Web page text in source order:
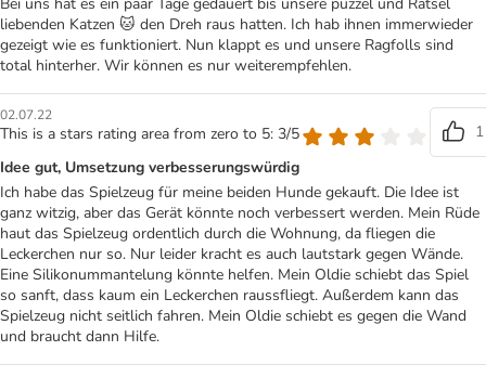
liebenden Katzen 🐱 den Dreh raus hatten. Ich hab ihnen immerwieder
gezeigt wie es funktioniert. Nun klappt es und unsere Ragfolls sind
total hinterher. Wir können es nur weiterempfehlen.
02.07.22
This is a stars rating area from zero to 5: 3/5
1
Idee gut, Umsetzung verbesserungswürdig
Ich habe das Spielzeug für meine beiden Hunde gekauft. Die Idee ist
ganz witzig, aber das Gerät könnte noch verbessert werden. Mein Rüde
haut das Spielzeug ordentlich durch die Wohnung, da fliegen die
Leckerchen nur so. Nur leider kracht es auch lautstark gegen Wände.
Eine Silikonummantelung könnte helfen. Mein Oldie schiebt das Spiel
so sanft, dass kaum ein Leckerchen raussfliegt. Außerdem kann das
Spielzeug nicht seitlich fahren. Mein Oldie schiebt es gegen die Wand
und braucht dann Hilfe.